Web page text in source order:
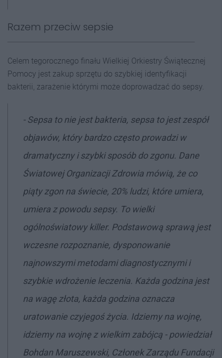
Razem przeciw sepsie
Celem tegorocznego finału Wielkiej Orkiestry Świątecznej
Pomocy jest zakup sprzętu do szybkiej identyfikacji
bakterii, zarażenie którymi może doprowadzać do sepsy.
- Sepsa to nie jest bakteria, sepsa to jest zespół
objawów, który bardzo często prowadzi w
dramatyczny i szybki sposób do zgonu. Dane
Światowej Organizacji Zdrowia mówią, że co
piąty zgon na świecie, 20% ludzi, które umiera,
umiera z powodu sepsy. To wielki
ogólnoświatowy killer. Podstawową sprawą jest
wczesne rozpoznanie, dysponowanie
najnowszymi metodami diagnostycznymi i
szybkie wdrożenie leczenia. Każda godzina jest
na wagę złota, każda godzina oznacza
uratowanie czyjegoś życia. Idziemy na wojnę,
idziemy na wojnę z wielkim zabójcą - powiedział
Bohdan Maruszewski, Członek Zarządu Fundacji